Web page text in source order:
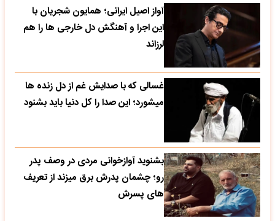
آواز اصیل ایرانی؛ همایون شجریان با
این اجرا و آهنگش دل خارجی ها را هم
لرزاند
غسالی که با صدایش غم از دل زنده ها
میشورد؛ این صدا را کل دنیا باید بشنود
بشنوید آوازخوانی مردی در وصف پدر
رو؛ چشمان پدرش برق میزند از تعریف
های پسرش